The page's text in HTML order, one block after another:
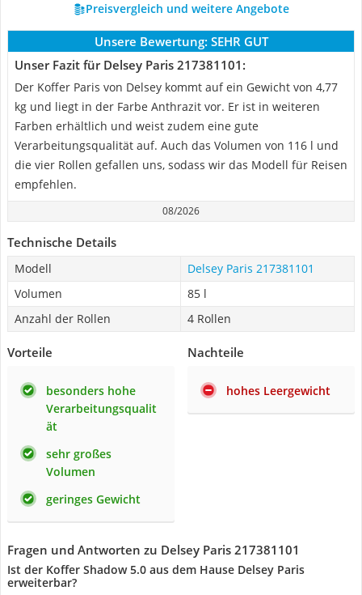
Preisvergleich und weitere Angebote
Unsere Bewertung: SEHR GUT
Unser Fazit für Delsey Paris 217381101:
Der Koffer Paris von Delsey kommt auf ein Gewicht von 4,77
kg und liegt in der Farbe Anthrazit vor. Er ist in weiteren
Farben erhältlich und weist zudem eine gute
Verarbeitungsqualität auf. Auch das Volumen von 116 l und
die vier Rollen gefallen uns, sodass wir das Modell für Reisen
empfehlen.
08/2026
Technische Details
Modell
Delsey Paris 217381101
Volumen
85 l
Anzahl der Rollen
4 Rollen
Vorteile
besonders hohe
Verarbeitungsqualit
ät
sehr großes
Volumen
geringes Gewicht
Nachteile
hohes Leergewicht
Fragen und Antworten zu Delsey Paris 217381101
Ist der Koffer Shadow 5.0 aus dem Hause Delsey Paris
erweiterbar?